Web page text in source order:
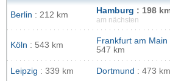
Berlin : 212 km Hamburg : 198
am nächsten
Köln : 543 km Frankfurt am Main
547 km
Leipzig : 339 km Dortmund : 473 km